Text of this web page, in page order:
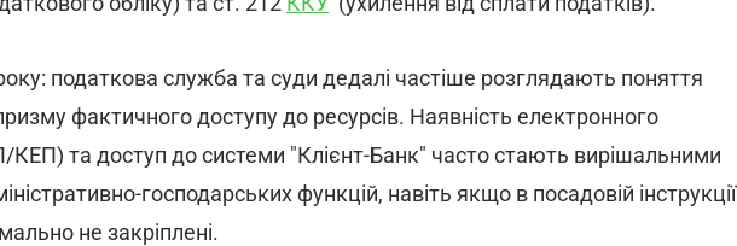
податкова служба та суди дедалі частіше розглядають поняття
фактичного доступу до ресурсів. Наявність електронного
КЕП) та доступ до системи "Клієнт-Банк" часто стають вирішальними
господарських функцій, навіть якщо в посадовій інструкції
не закріплені.